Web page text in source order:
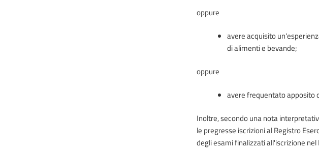
oppure
avere acquisito
di alimenti e bevande;
oppure
avere frequentato apposito
Inoltre, secondo una nota
le pregresse iscrizioni al Registro
degli esami finalizzati all'iscrizione